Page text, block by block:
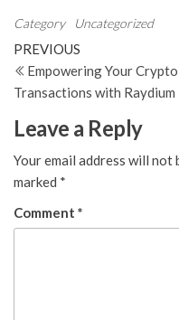
Category Uncategorized
Post
navigation
Previous
Post
PREVIOUS
Empowering Your Crypto
Transactions with Raydium
Leave a Reply
Your email address will not
marked *
Comment *